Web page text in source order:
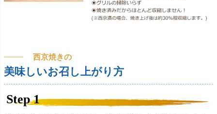
西京焼きの
美味しいお召し上がり方
Step 1